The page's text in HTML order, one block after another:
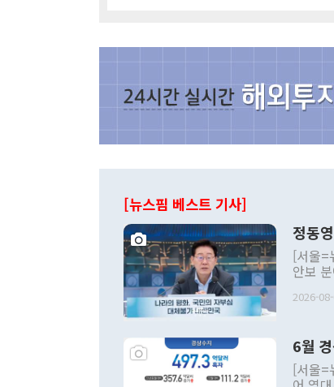
[뉴스핌 베스트 기사]
정동
[서울=
안보
발언
주의적
관의
관 부
2026-
6월
[서울=